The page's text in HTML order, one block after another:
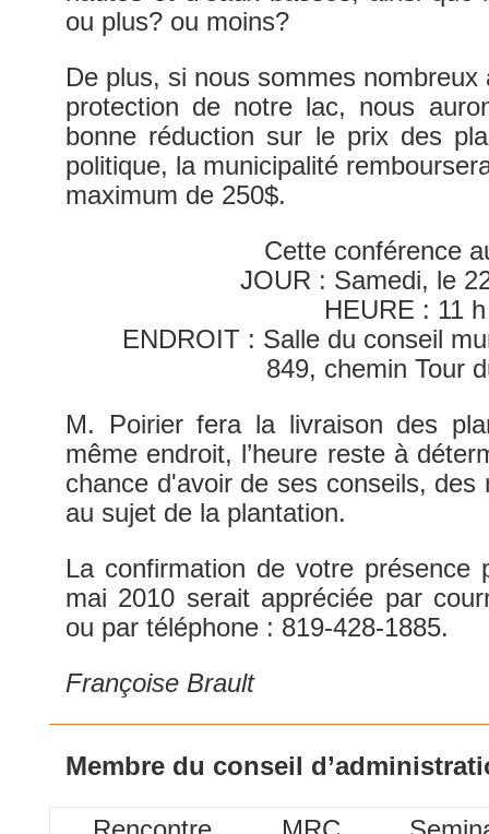
ou plus? ou moins?
De plus, si nous sommes
protection de notre lac, nous
bonne réduction sur le prix des
politique, la municipalité
maximum de 250$.
Cette conférence
JOUR : Samedi, le
HEURE : 11
ENDROIT : Salle du conseil
849, chemin
M. Poirier fera la livraison des
même endroit, l’heure reste à
chance d'avoir de ses conseils,
au sujet de la plantation.
La confirmation de votre présence
mai 2010 serait appréciée par
ou par téléphone : 819-428-1885.
Françoise Brault
Membre du conseil